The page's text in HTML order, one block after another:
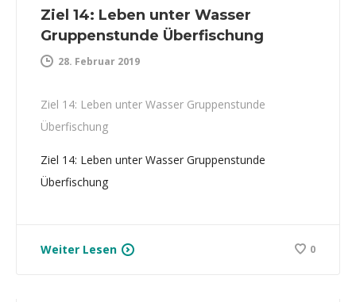
Ziel 14: Leben unter Wasser
Gruppenstunde Überfischung
28. Februar 2019
Ziel 14: Leben unter Wasser Gruppenstunde
Überfischung
Ziel 14: Leben unter Wasser Gruppenstunde
Überfischung
Weiter Lesen 0